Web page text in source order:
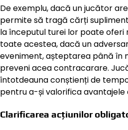
De exemplu, dacă un jucător
permite să tragă cărți
la începutul turei lor poate oferi
toate acestea, dacă un
eveniment, așteptarea până în
preveni acea contracarare.
întotdeauna conștienți de
pentru a-și valorifica avantajele
Clarificarea acțiunilor